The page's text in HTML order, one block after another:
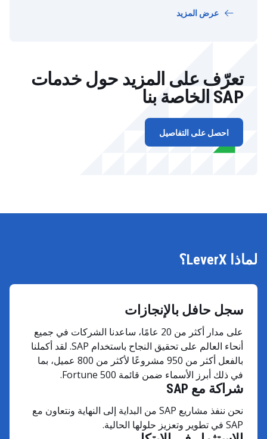
عرض المزيد
تعرّف على المزيد حول خدمات
SAP الخاصة بنا
احصل على التفاصيل
لماذا LeverX؟
سجل حافل بالإنجازات
على مدار أكثر من 20 عامًا، ساعدنا الشركات في جميع
أنحاء العالم على تحقيق النجاح باستخدام SAP. لقد أكملنا
بالفعل أكثر من 950 مشروعًا لأكثر من 800 عميل، بما
في ذلك أبرز الأسماء ضمن قائمة Fortune 500.
شراكة مع SAP
نحن ننفذ مشاريع SAP من البداية إلى النهاية ونتعاون مع
SAP في تطوير وتعزيز حلولها الحالية.